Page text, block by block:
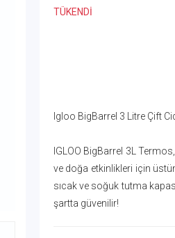
TÜKENDİ
Igloo BigBarrel 3 Litre Çift
IGLOO BigBarrel 3L
ve doğa etkinlikleri için
sıcak ve soğuk tutma
şartta güvenilir!